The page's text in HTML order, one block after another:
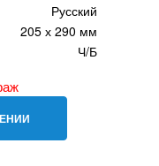
Русский
205 х 290 мм
Ч/Б